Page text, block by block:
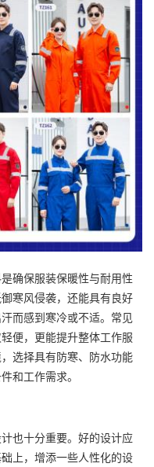
确保服装保暖性与耐用性
寒风侵袭，还能具有良好
而感到寒冷或不适。常见
便，更能提升整体工作服
选择具有防寒、防水功能
和工作需求。
也十分重要。好的设计应
上，增添一些人性化的设